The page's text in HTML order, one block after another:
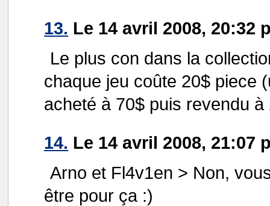
13. Le 14 avril 2008, 20:32
Le plus con dans la
chaque jeu coûte 20$ piece
acheté à 70$ puis revendu à
14. Le 14 avril 2008, 21:07
Arno et Fl4v1en > Non,
être pour ça :)